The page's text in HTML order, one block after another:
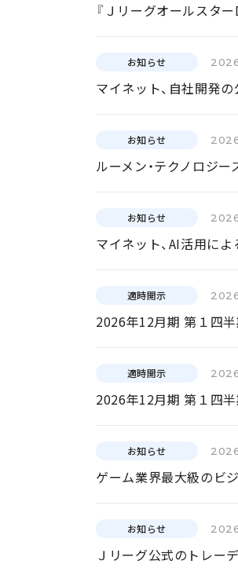
お知らせ
マイネット、自社開発
お知らせ
ルーメン・テクノロジ
お知らせ
マイネット、AI活用に
適時開示
2026年12月期 第１四
適時開示
2026年12月期 第１四
お知らせ
ゲーム業界最大級のビ
お知らせ